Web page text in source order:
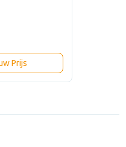
Bereken Jouw Prijs